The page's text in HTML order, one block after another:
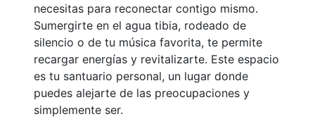
necesitas para reconectar contigo mismo.
Sumergirte en el agua tibia, rodeado de
silencio o de tu música favorita, te permite
recargar energías y revitalizarte. Este espacio
es tu santuario personal, un lugar donde
puedes alejarte de las preocupaciones y
simplemente ser.